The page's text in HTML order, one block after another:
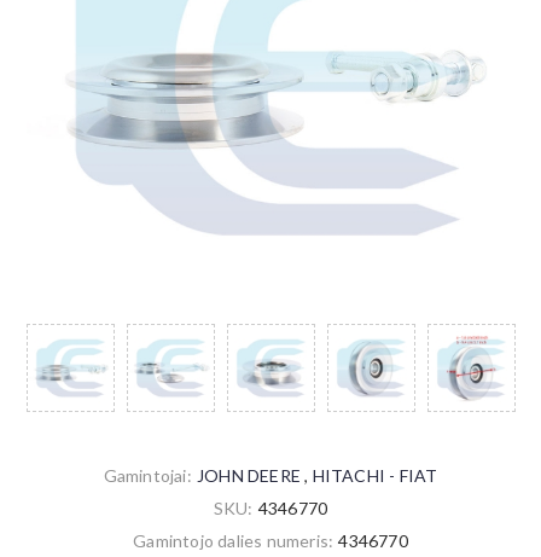
Gamintojai: JOHN DEERE , HITACHI - FIAT
SKU: 4346770
Gamintojo dalies numeris: 4346770